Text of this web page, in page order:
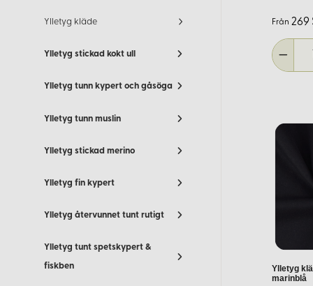
Underplagg:Kjolar, klänningar och byxor
Folkdräkter:Traditionella svenska dräkter
Tygets hållbarhet och värmande egenskaper gör det särskilt
Inredning
För inredningsprojekt erbjuder kläde både funktion och stil:
Ger ett elegant och värmande intryck
Ylletyg kläde
Ylletyg stickad kokt ull
Ylletyg tunn kypert och gåsöga
Ylletyg tunn muslin
Ylletyg stickad merino
Ylletyg fin kypert
Ylletyg återvunnet tunt rutigt
Ylletyg tunt spetskypert &
fiskben
Från 269
Ylletyg
marinblå